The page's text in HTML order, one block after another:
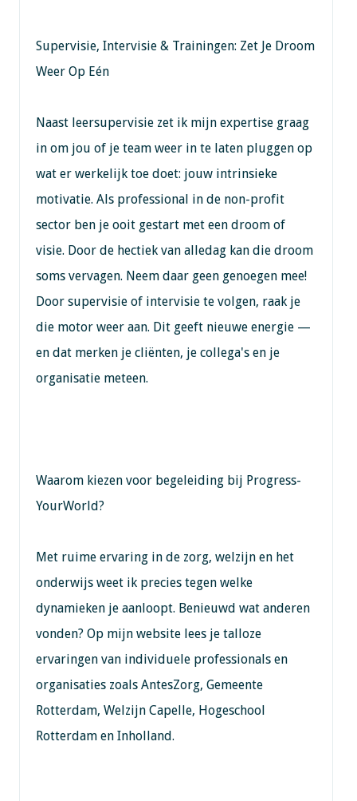
Supervisie, Intervisie & Trainingen: Zet Je Droom
Weer Op Eén
Naast leersupervisie zet ik mijn expertise graag
in om jou of je team weer in te laten pluggen op
wat er werkelijk toe doet: jouw intrinsieke
motivatie. Als professional in de non-profit
sector ben je ooit gestart met een droom of
visie. Door de hectiek van alledag kan die droom
soms vervagen. Neem daar geen genoegen mee!
Door supervisie of intervisie te volgen, raak je
die motor weer aan. Dit geeft nieuwe energie —
en dat merken je cliënten, je collega's en je
organisatie meteen.
Waarom kiezen voor begeleiding bij Progress-
YourWorld?
Met ruime ervaring in de zorg, welzijn en het
onderwijs weet ik precies tegen welke
dynamieken je aanloopt. Benieuwd wat anderen
vonden? Op mijn website lees je talloze
ervaringen van individuele professionals en
organisaties zoals AntesZorg, Gemeente
Rotterdam, Welzijn Capelle, Hogeschool
Rotterdam en Inholland.